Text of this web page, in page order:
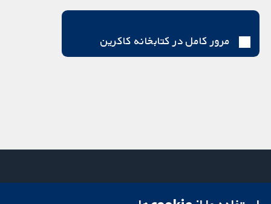
مرور کامل در کتابخانه کاکرین